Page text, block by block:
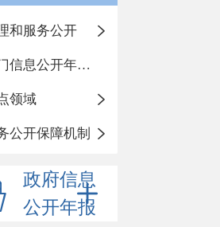
和服务公开
部门信息公开年度报告
领域
公开保障机制
政府信息
公开年报